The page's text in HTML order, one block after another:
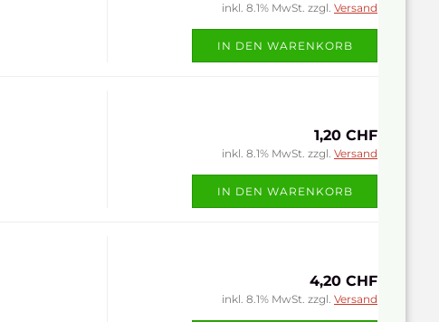
inkl. 8.1% MwSt. zzgl. Versand
IN DEN WARENKORB
1,20 CHF
inkl. 8.1% MwSt. zzgl. Versand
IN DEN WARENKORB
4,20 CHF
inkl. 8.1% MwSt. zzgl. Versand